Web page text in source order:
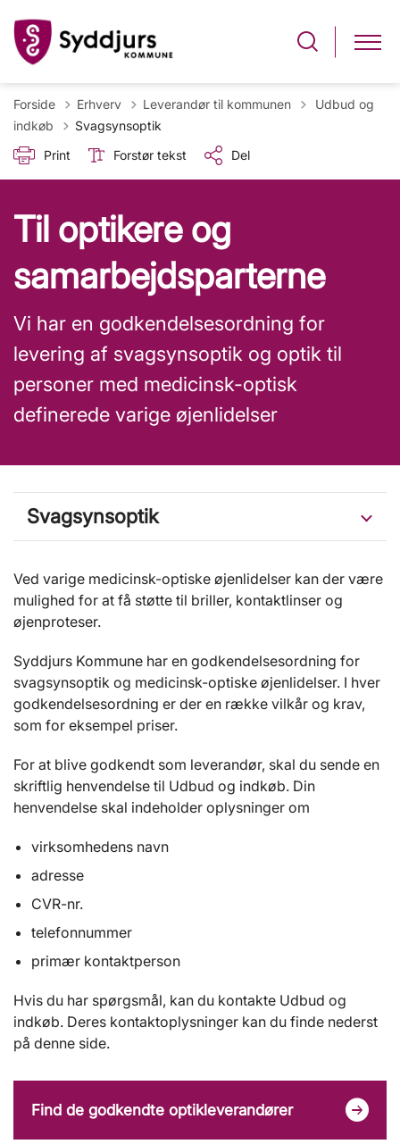
Forside Erhverv Leverandør til kommunen Tilbage til
Udbud og
indkøb
Svagsynsoptik
Print
Forstør tekst Del
Til optikere og
samarbejdsparterne
Vi har en godkendelsesordning for
levering af svagsynsoptik og optik til
personer med medicinsk-optisk
definerede varige øjenlidelser
Svagsynsoptik
Ved varige medicinsk-optiske øjenlidelser kan der være
mulighed for at få støtte til briller, kontaktlinser og
øjenproteser.
Syddjurs Kommune har en godkendelsesordning for
svagsynsoptik og medicinsk-optiske øjenlidelser. I hver
godkendelsesordning er der en række vilkår og krav,
som for eksempel priser.
For at blive godkendt som leverandør, skal du sende en
skriftlig henvendelse til Udbud og indkøb. Din
henvendelse skal indeholder oplysninger om
virksomhedens navn
adresse
CVR-nr.
telefonnummer
primær kontaktperson
Hvis du har spørgsmål, kan du kontakte Udbud og
indkøb. Deres kontaktoplysninger kan du finde nederst
på denne side.
Find de godkendte optikleverandører